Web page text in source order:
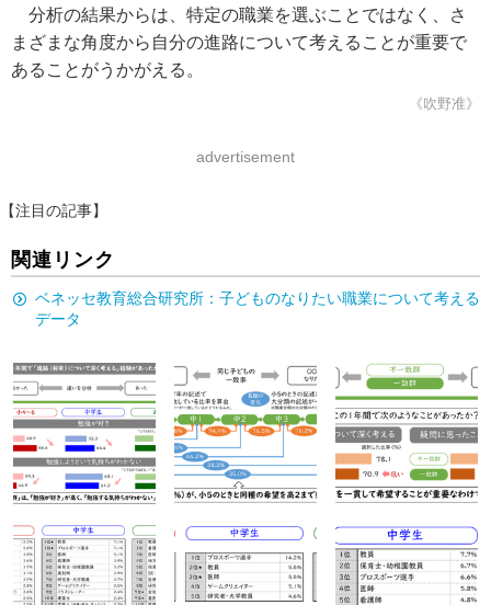
分析の結果からは、特定の職業を選ぶことではなく、さ
まざまな角度から自分の進路について考えることが重要で
あることがうかがえる。
《吹野准》
advertisement
【注目の記事】
関連リンク
ベネッセ教育総合研究所：子どものなりたい職業について考える
データ